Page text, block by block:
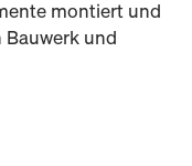
montiert und
und